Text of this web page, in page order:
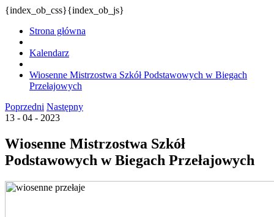
{index_ob_css}{index_ob_js}
Strona główna
Kalendarz
Wiosenne Mistrzostwa Szkół Podstawowych w Biegach
Przełajowych
Poprzedni Następny
13 - 04 - 2023
Wiosenne Mistrzostwa Szkół
Podstawowych w Biegach Przełajowych